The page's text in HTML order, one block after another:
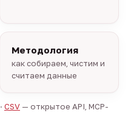
Методология
как собираем, чистим и
считаем данные
· CSV — открытое API, MCP-